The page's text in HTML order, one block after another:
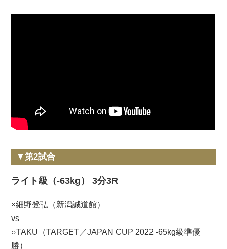
▼第2試合
ライト級（-63kg） 3分3R
×細野登弘（新潟誠道館）
vs
○TAKU（TARGET／JAPAN CUP 2022 -65kg級準優
勝）